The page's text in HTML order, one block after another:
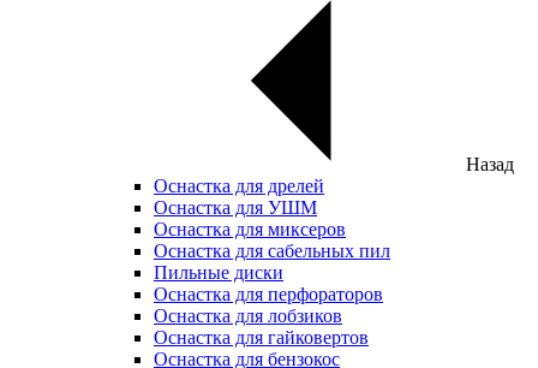
Назад
Оснастка для дрелей
Оснастка для УШМ
Оснастка для миксеров
Оснастка для сабельных пил
Пильные диски
Оснастка для перфораторов
Оснастка для лобзиков
Оснастка для гайковертов
Оснастка для бензокос